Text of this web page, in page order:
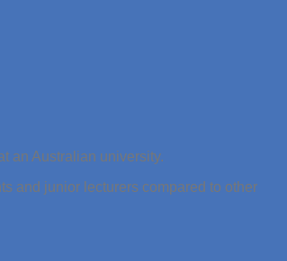
an Australian university.
and junior lecturers compared to other